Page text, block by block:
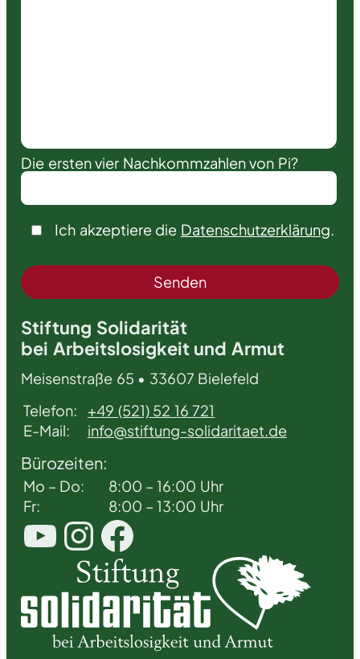
Die ersten vier Nachkommzahlen von Pi?
Ich akzeptiere die Datenschutzerklärung
Stiftung Solidarität
bei Arbeitslosigkeit und Armut
Meisenstraße 65 • 33607 Bielefeld
Telefon:
+49 (521) 52 16 721
E-Mail:
info@stiftung-solidaritaet.de
Bürozeiten:
Mo – Do:
8:00 – 16:00 Uhr
Fr:
8:00 – 13:00 Uhr
YouTube InstagramFacebook